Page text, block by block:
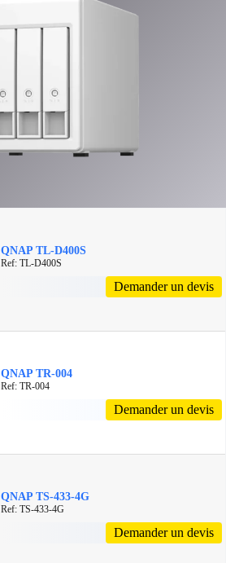
QNAP TL-D400S
Ref: TL-D400S
Demander un devis
QNAP TR-004
Ref: TR-004
Demander un devis
QNAP TS-433-4G
Ref: TS-433-4G
Demander un devis